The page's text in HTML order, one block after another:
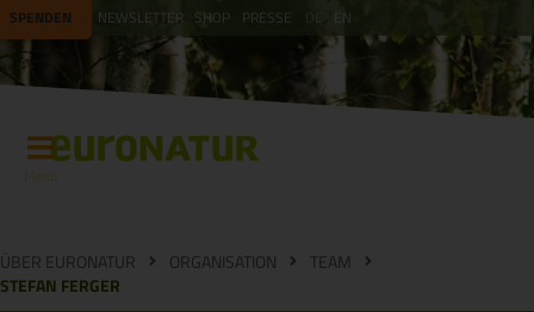
SPENDEN NEWSLETTER SHOP PRESSE EN
ÜBER EURONATUR ORGANISATION
TEAM
STEFAN FERGER